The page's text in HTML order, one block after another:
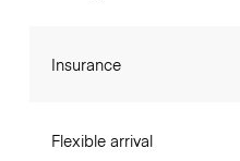
Insurance
Flexible arrival